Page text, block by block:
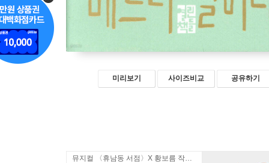
미리보기 사이즈비교 공유하기
뮤지컬 〈휴남동 서점〉X 황보름 작가 북토크